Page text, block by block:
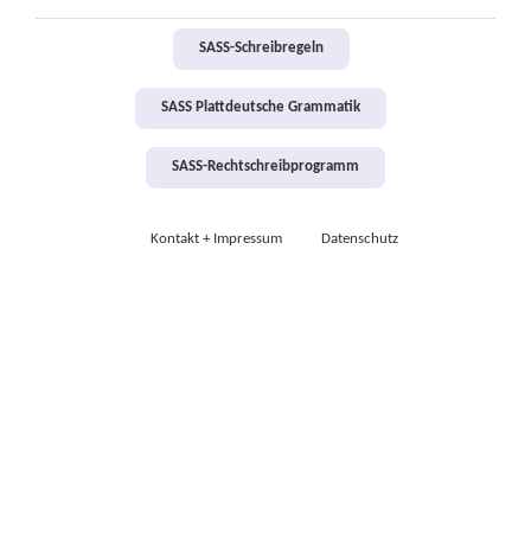
SASS-Schreibregeln
SASS Plattdeutsche Grammatik
SASS-Rechtschreibprogramm
Kontakt + Impressum Datenschutz